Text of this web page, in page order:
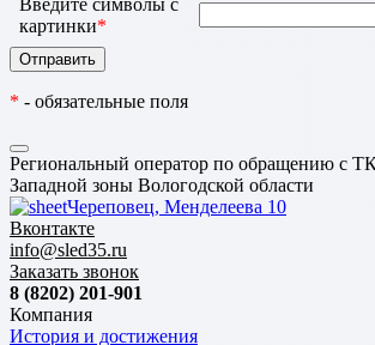
Введите символы с
картинки*
* - обязательные поля
Региональный оператор по обращению с
Западной зоны Вологодской области
Череповец, Менделеева 10
Вконтакте
info@sled35.ru
Заказать звонок
8 (8202) 201-901
Компания
История и достижения